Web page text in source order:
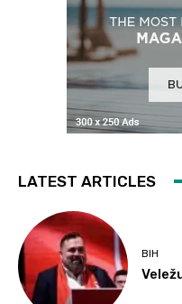
LATEST ARTICLES
BIH